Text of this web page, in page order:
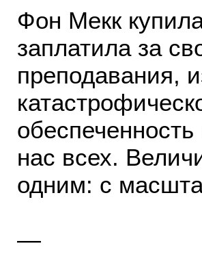
Фон Мекк
заплатила за
преподавания,
нас всех.
одним: с
—